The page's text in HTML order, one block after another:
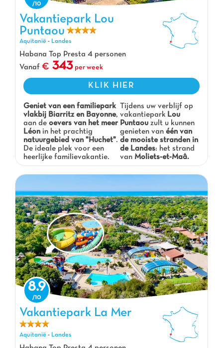
Vakantiepark Lou Puntaou, Vakantiepark Aquitanië
Vakantiepark Lou
Puntaou
Aquitanië - Landes
Habana Top Presta 4 personen
Vanaf
343 per week
KLIK HIER
Geniet van een familiepark
vlakbij Biarritz en Bayonne,
aan de oevers van het meer
Léon in het prachtig
natuurgebied van "Huchet".
De ideale plek voor een
heerlijke familievakantie.
Tijdens uw verblijf op
vakantiepark Lou
Puntaouzult u kunnen
genieten vanéén van
de mooiste stranden in
de Landes: het strand
van Moliets-et-Maâ.
Vakantiepark La Mer, Vakantiepark Aquitanië
8.9
Vakantiepark La Mer
Aquitanië - Landes